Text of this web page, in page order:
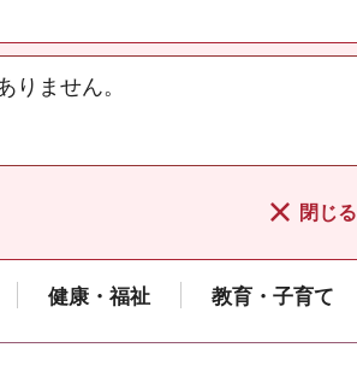
りません。
閉じる
健康・福祉 教育・子育て